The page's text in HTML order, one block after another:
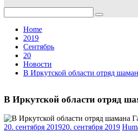
for:
Home
2019
Сентябрь
20
Новости
В Иркутской области отряд
В Иркутской области отряд
20. сентября 201920. сентября 2019